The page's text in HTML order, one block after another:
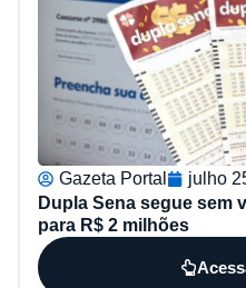
Gazeta Portal julho
Dupla Sena segue sem
para R$ 2 milhões